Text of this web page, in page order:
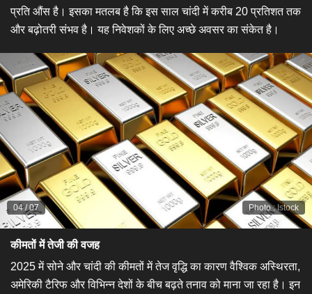
प्रति औंस है। इसका मतलब है कि इस साल चांदी में करीब 20 प्रतिशत तक
और बढ़ोतरी संभव है। यह निवेशकों के लिए अच्छे अवसर का संकेत है।
Photo: Istock
04/07
​कीमतों में तेजी की वजह​
2025 में सोने और चांदी की कीमतों में तेज वृद्धि का कारण वैश्विक अस्थिरता,
अमेरिकी टैरिफ और विभिन्न देशों के बीच बढ़ते तनाव को माना जा रहा है। इन